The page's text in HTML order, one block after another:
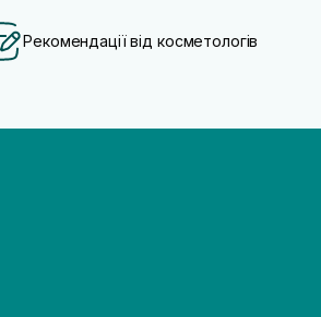
Рекомендації від косметологів